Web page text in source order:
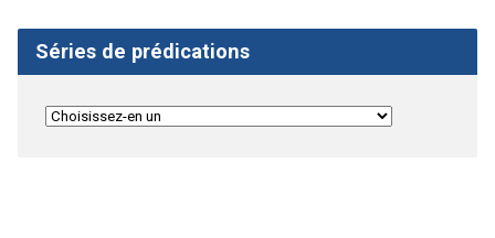
Séries de prédications